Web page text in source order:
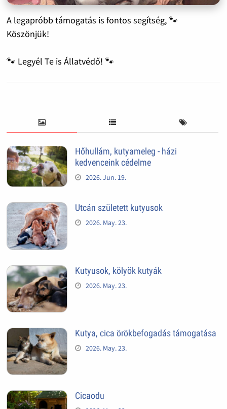
A legapróbb támogatás is fontos segítség, 🐾
Köszönjük!
🐾 Legyél Te is Állatvédő! 🐾
Hőhullám, kutyameleg - házi
kedvenceink cédelme
2026. Jun. 19.
Utcán született kutyusok
2026. May. 23.
Kutyusok, kölyök kutyák
2026. May. 23.
Kutya, cica örökbefogadás támogatása
2026. May. 23.
Cicaodu